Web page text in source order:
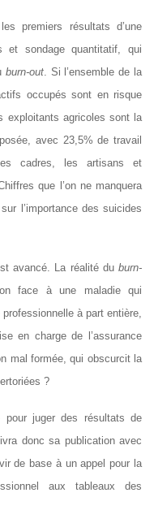
premiers résultats d’une
et sondage quantitatif, qui
burn-out. Si l’ensemble de la
occupés sont en risque
exploitants agricoles sont la
avec 23,5% de travail
cadres, les artisans et
que l’on ne manquera
l’importance des suicides
avancé. La réalité du burn-
face à une maladie qui
à part entière,
en charge de l’assurance
mal formée, qui obscurcit la
?
pour juger des résultats de
donc sa publication avec
de base à un appel pour la
aux tableaux des